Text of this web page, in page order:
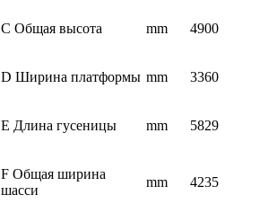
C Общая высота mm 4900
D Ширина платформы mm 3360
E Длина гусеницы mm 5829
F Общая ширина
шасси
mm 4235